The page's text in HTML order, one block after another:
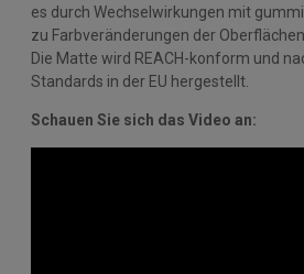
es durch Wechselwirkungen mit
zu Farbveränderungen der
Die Matte wird REACH-konform und
Standards in der EU hergestellt.
Schauen Sie sich das Video an: